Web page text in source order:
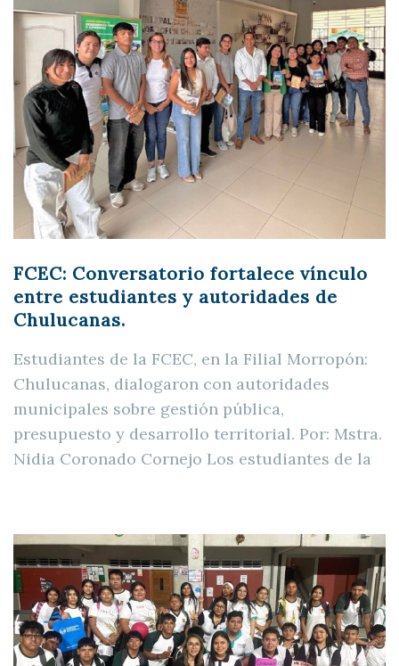
FCEC: Conversatorio fortalece vínculo
entre estudiantes y autoridades de
Chulucanas.
Estudiantes de la FCEC, en la Filial Morropón:
Chulucanas, dialogaron con autoridades
municipales sobre gestión pública,
presupuesto y desarrollo territorial. Por: Mstra.
Nidia Coronado Cornejo Los estudiantes de la